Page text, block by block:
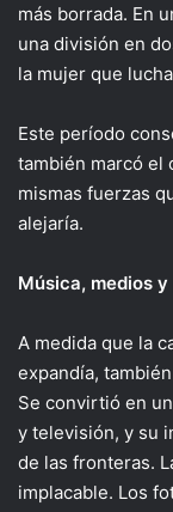
más borrada. En
una división en
la mujer que
Este período
también marcó el
mismas fuerzas
alejaría.
Música, medios
A medida que la
expandía,
Se convirtió en
y televisión, y su
de las fronteras.
implacable. Los